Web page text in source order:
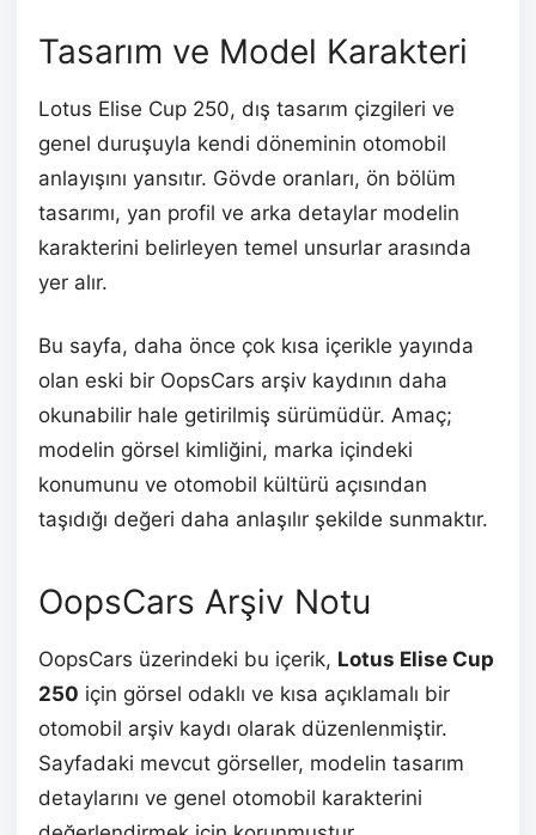
Tasarım ve Model Karakteri
Lotus Elise Cup 250, dış tasarım çizgileri ve
genel duruşuyla kendi döneminin otomobil
anlayışını yansıtır. Gövde oranları, ön bölüm
tasarımı, yan profil ve arka detaylar modelin
karakterini belirleyen temel unsurlar arasında
yer alır.
Bu sayfa, daha önce çok kısa içerikle yayında
olan eski bir OopsCars arşiv kaydının daha
okunabilir hale getirilmiş sürümüdür. Amaç;
modelin görsel kimliğini, marka içindeki
konumunu ve otomobil kültürü açısından
taşıdığı değeri daha anlaşılır şekilde sunmaktır.
OopsCars Arşiv Notu
OopsCars üzerindeki bu içerik, Lotus Elise Cup
250 için görsel odaklı ve kısa açıklamalı bir
otomobil arşiv kaydı olarak düzenlenmiştir.
Sayfadaki mevcut görseller, modelin tasarım
detaylarını ve genel otomobil karakterini